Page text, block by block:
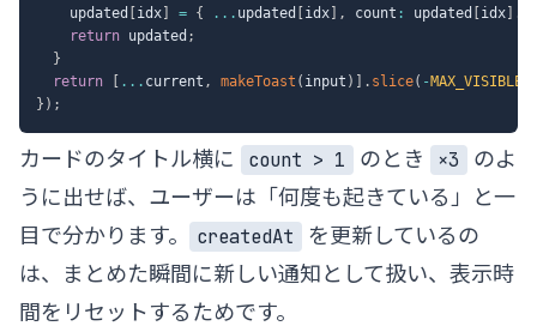
    updated
idx = { ... updated idx , count : updated idx .
return updated ;
}
return
... current , makeToast ( input ) . slice( - MAX_VISIBLE
} ) ;
カードのタイトル横に count > 1 のとき ×3
のよ
うに出せば、ユーザーは「何度も起きている」と一
目で分かります。
createdAt
を更新しているの
は、まとめた瞬間に新しい通知として扱い、表示時
間をリセットするためです。